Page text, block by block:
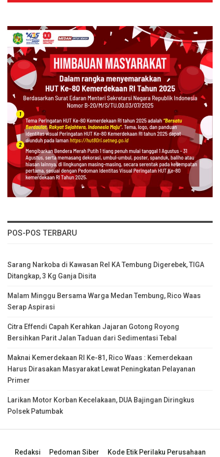
POS-POS TERBARU
Sarang Narkoba di Kawasan Rel KA Tembung Digerebek, TIGA
Ditangkap, 3 Kg Ganja Disita
Malam Minggu Bersama Warga Medan Tembung, Rico Waas
Serap Aspirasi
Citra Effendi Capah Kerahkan Jajaran Gotong Royong
Bersihkan Parit Jalan Taduan dari Sedimentasi Tebal
Maknai Kemerdekaan RI Ke-81, Rico Waas : Kemerdekaan
Harus Dirasakan Masyarakat Lewat Peningkatan Pelayanan
Primer
Larikan Motor Korban Kecelakaan, DUA Bajingan Diringkus
Polsek Patumbak
Redaksi Pedoman Siber Kode Etik Perilaku Perusahaan